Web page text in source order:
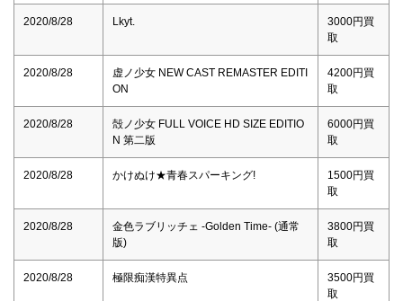
2020/8/28 Lkyt.
3000円買
取
2020/8/28
虚ノ少女 NEW CAST REMASTER EDITI
ON
4200円買
取
2020/8/28
殻ノ少女 FULL VOICE HD SIZE EDITIO
N 第二版
6000円買
取
2020/8/28 かけぬけ★青春スパーキング!
1500円買
取
2020/8/28
金色ラブリッチェ -Golden Time- (通常
版)
3800円買
取
2020/8/28 極限痴漢特異点
3500円買
取